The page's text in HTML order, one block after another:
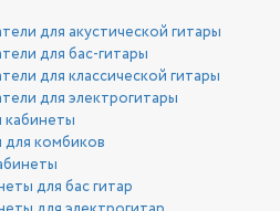
для акустической гитары
для бас-гитары
для классической гитары
для электрогитары
кабинеты
для комбиков
для бас гитар